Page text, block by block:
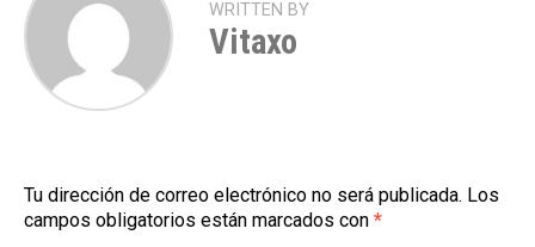
WRITTEN BY
Vitaxo
Tu dirección de correo electrónico no será publicada. Los
campos obligatorios están marcados con *